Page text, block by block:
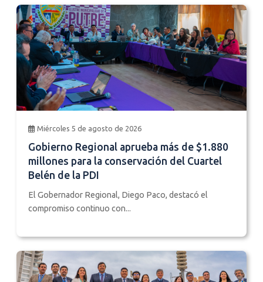
Miércoles 5 de agosto de 2026
Gobierno Regional aprueba más de $1.880
millones para la conservación del Cuartel
Belén de la PDI
El Gobernador Regional, Diego Paco, destacó el
compromiso continuo con...